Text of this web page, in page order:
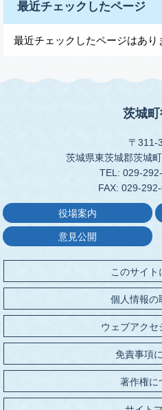
最近チェックしたページ
最近チェックしたページはあり
茨城
〒311-
茨城県東茨城郡茨城
TEL: 029-
FAX: 029-
役場案内
意見公開
このサイト
個人情報の
ウェブアクセ
免責事項
著作権に